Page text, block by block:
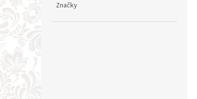
Značky